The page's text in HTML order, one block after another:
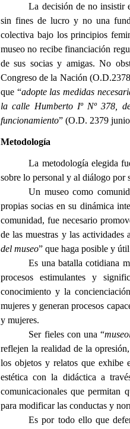
La decisión de no insistir
sin fines de lucro y no una
colectiva bajo los principios
museo no recibe financiación
de sus socias y amigas. No
Congreso de la Nación
que “adopte las medidas
la calle Humberto Iº Nº 378,
funcionamiento” (O.D. 2379
Metodología
La metodología elegida
sobre lo personal y al diálogo por
Un museo como
propias socias en su dinámica
comunidad, fue necesario
de las muestras y las actividades
del museo” que haga posible y
Es una batalla cotidiana
procesos estimulantes y
conocimiento y la
mujeres y generan procesos
y mujeres.
Ser fieles con una “
reflejen la realidad de la
los objetos y relatos que exhibe
estética con la didáctica a
comunicacionales que permitan
para modificar las conductas y
Es por todo ello que